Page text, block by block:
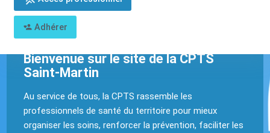
Adhérer
Bienvenue sur le site de la CPTS
Saint-Martin
Au service de tous, la CPTS rassemble les
professionnels de santé du territoire pour mieux
organiser les soins, renforcer la prévention, faciliter les